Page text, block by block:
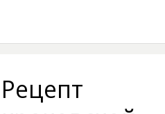
Рецепт